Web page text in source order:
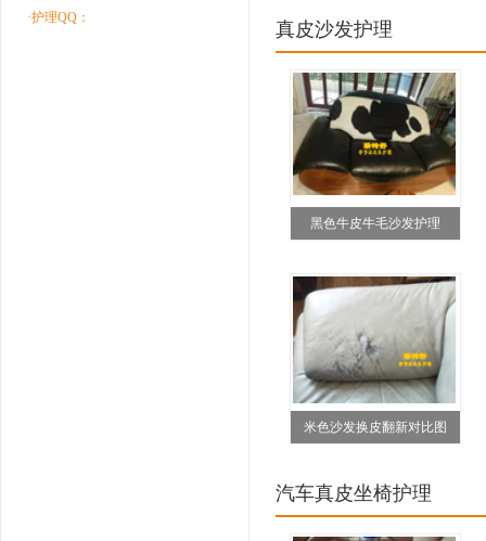
·护理QQ：
真皮沙发护理
黑色牛皮牛毛沙发护理
米色沙发换皮翻新对比图
汽车真皮坐椅护理